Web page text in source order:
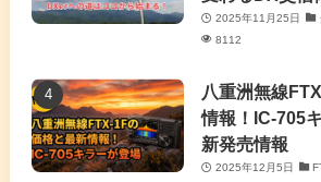
2025年11月25日
8112
八重洲無線
情報！IC-705
新発売情報
2025年12月5日